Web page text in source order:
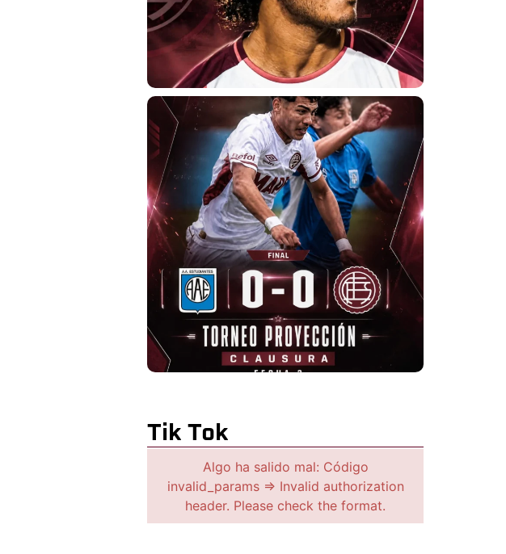
Tik Tok
Algo ha salido mal: Código
invalid_params => Invalid authorization
header. Please check the format.